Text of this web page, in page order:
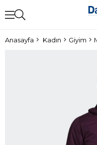
Anasayfa Kadın Giyim